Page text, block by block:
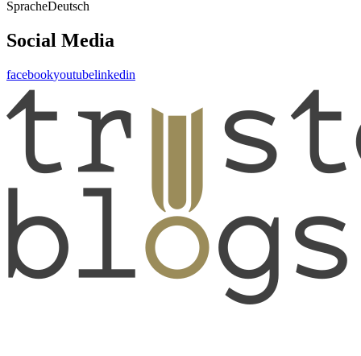
SpracheDeutsch
Social Media
facebookyoutubelinkedin